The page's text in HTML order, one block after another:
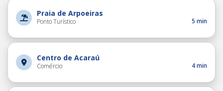
Praia de Arpoeiras
Ponto Turístico 5 min
Centro de Acaraú
Comércio 4 min